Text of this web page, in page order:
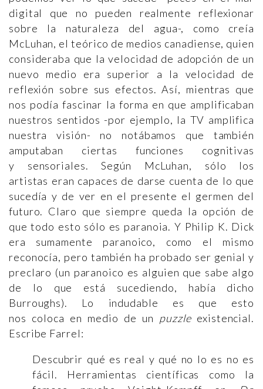
digital que no pueden realmente reflexionar
sobre la naturaleza del agua-, como creía
McLuhan, el teórico de medios canadiense, quien
consideraba que la velocidad de adopción de un
nuevo medio era superior a la velocidad de
reflexión sobre sus efectos. Así, mientras que
nos podía fascinar la forma en que amplificaban
nuestros sentidos -por ejemplo, la TV amplifica
nuestra visión- no notábamos que también
amputaban ciertas funciones cognitivas
y sensoriales. Según McLuhan, sólo los
artistas eran capaces de darse cuenta de lo que
sucedía y de ver en el presente el germen del
futuro. Claro que siempre queda la opción de
que todo esto sólo es paranoia. Y Philip K. Dick
era sumamente paranoico, como el mismo
reconocía, pero también ha probado ser genial y
preclaro (un paranoico es alguien que sabe algo
de lo que está sucediendo, había dicho
Burroughs). Lo indudable es que esto
nos coloca en medio de un puzzleexistencial.
Escribe Farrel:
Descubrir qué es real y qué no lo es no es
fácil. Herramientas científicas como la